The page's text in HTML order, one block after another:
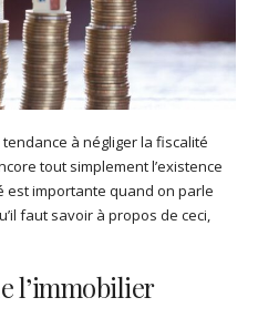
à négliger la fiscalité
tout simplement l’existence
est importante quand on parle
faut savoir à propos de ceci,
l’immobilier